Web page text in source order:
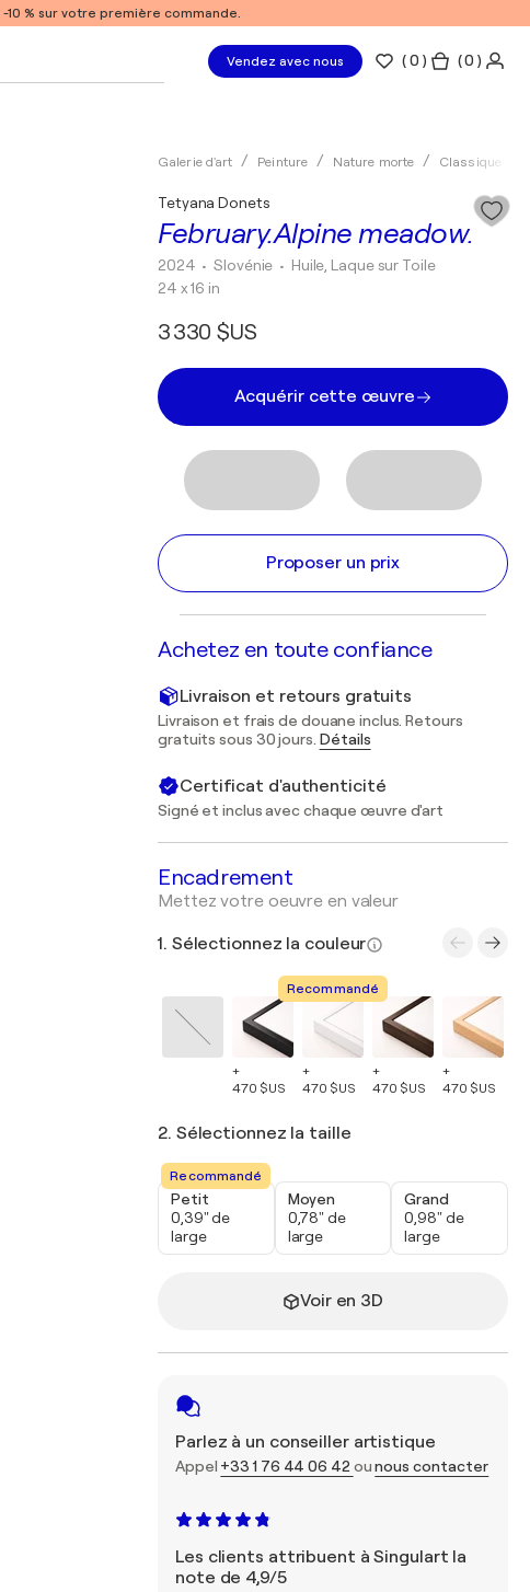
% sur votre première commande.
Vendez avec nous (0 ) ( 0 )
Galerie d'art Peinture Nature morte Classique
February.Alpine meadow.
Tetyana Donets
2024 • Slovénie • Huile, Laque sur Toile
24 x 16 in
3 330 $US
Acquérir cette œuvre
Proposer un prix
Achetez en toute confiance
Livraison et retours gratuits
Livraison et frais de douane inclus. Retours
gratuits sous 30 jours. Détails
Certificat d'authenticité
Signé et inclus avec chaque œuvre d'art
Encadrement
Mettez votre oeuvre en valeur
1. Sélectionnez la couleur
+
470 $US
Recommandé
+
470 $US
+
470 $US
+
470 $US
2. Sélectionnez la taille
Recommandé
Petit
0,39" de
large
Moyen
0,78" de
large
Grand
0,98" de
large
Voir en 3D
Parlez à un conseiller artistique
Appel +33 1 76 44 06 42 ounous contacter
Les clients attribuent à Singulart la
note de 4,9/5